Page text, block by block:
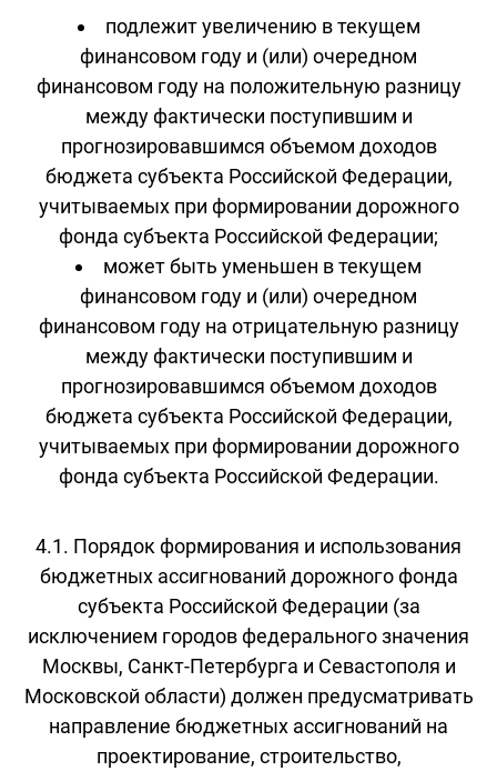
подлежит увеличению в текущем
финансовом году и (или) очередном
финансовом году на положительную разницу
между фактически поступившим и
прогнозировавшимся объемом доходов
бюджета субъекта Российской Федерации,
учитываемых при формировании дорожного
фонда субъекта Российской Федерации;
может быть уменьшен в текущем
финансовом году и (или) очередном
финансовом году на отрицательную разницу
между фактически поступившим и
прогнозировавшимся объемом доходов
бюджета субъекта Российской Федерации,
учитываемых при формировании дорожного
фонда субъекта Российской Федерации.
4.1. Порядок формирования и использования
бюджетных ассигнований дорожного фонда
субъекта Российской Федерации (за
исключением городов федерального значения
Москвы, Санкт-Петербурга и Севастополя и
Московской области) должен предусматривать
направление бюджетных ассигнований на
проектирование, строительство,